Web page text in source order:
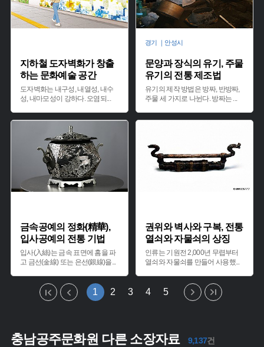
지하철 도자벽화가 창출
하는 문화예술 공간
도자벽화는 내구성, 내열성, 내수
성, 내마모성이 강하다. 오염되 ...
경기 ｜안성시
문양과 장식의 유기, 주물
유기의 전통 제조법
유기의 제작 방법은 방짜, 반방짜,
주물 세 가지로 나뉜다. 방짜는 ...
금속공예의 정화(精華),
입사공예의 전통 기법
입사(入絲)는 금속 표면에 홈을 파
고 금선(金線) 또는 은선(銀線)을...
권위와 벽사와 구복, 전통
열쇠와 자물쇠의 상징
인류는 기원전 2,000년 무렵부터
열쇠와 자물쇠를 만들어 사용했...
1 2 3 4 5
충남공주문화원 다른 소장자료 9,137건